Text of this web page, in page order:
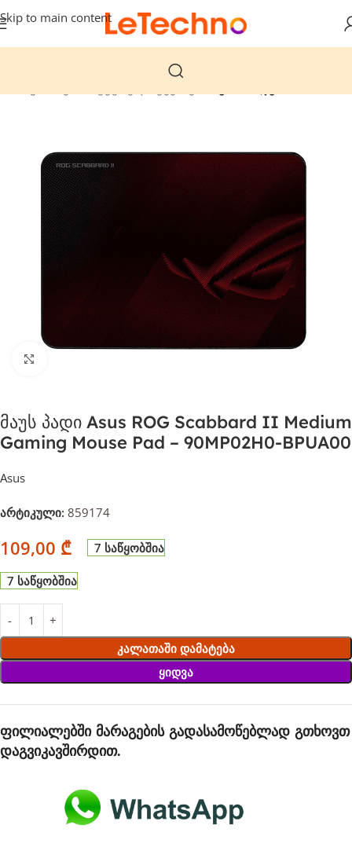
Skip to main content
მაუს პადი Asus ROG Scabbard II Medium
Gaming Mouse Pad – 90MP02H0-BPUA00
Asus
არტიკული: 859174
109,00 ₾ 7 საწყობშია
7 საწყობშია
Კალათაში Დამატება
Ყიდვა
ფილიალებში მარაგების გადასამოწებლად გთხოვთ
დაგვიკავშირდით.